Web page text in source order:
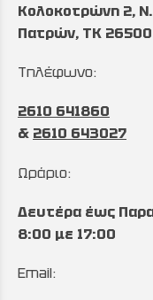
Κολοκοτρώνη 2,
Πατρών, TK 26500
Τηλέφωνο:
2610 641860
& 2610 643027
Ωράριο:
Δευτέρα έως
8:00 με 17:00
Email: